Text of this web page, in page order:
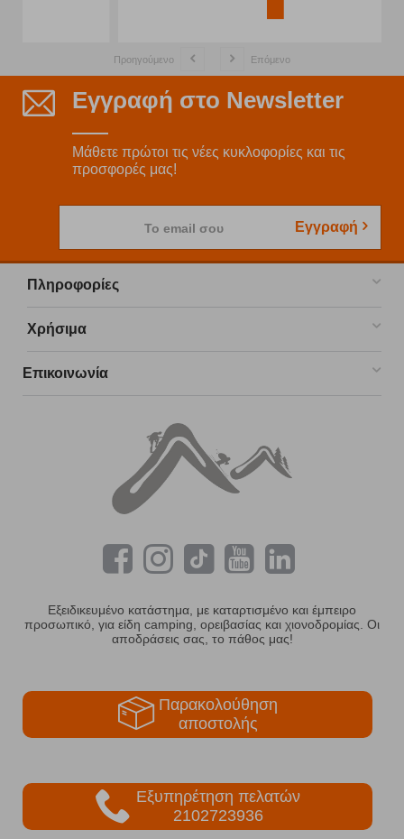
Προηγούμενο Επόμενο
Εγγραφή στο Newsletter
Μάθετε πρώτοι τις νέες κυκλοφορίες και τις
προσφορές μας!
Το email σου Εγγραφή
Πληροφορίες
Χρήσιμα
Επικοινωνία
Εξειδικευμένο κατάστημα, με καταρτισμένο και έμπειρο
προσωπικό, για είδη camping, ορειβασίας και χιονοδρομίας. Οι
αποδράσεις σας, το πάθος μας!
Παρακολούθηση
αποστολής
Εξυπηρέτηση πελατών
2102723936